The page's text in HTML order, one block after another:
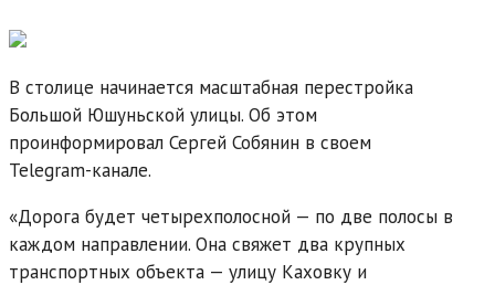
В столице начинается масштабная перестройка
Большой Юшуньской улицы. Об этом
проинформировал Сергей Собянин в своем
Telegram-канале.
«Дорога будет четырехполосной — по две полосы в
каждом направлении. Она свяжет два крупных
транспортных объекта — улицу Каховку и